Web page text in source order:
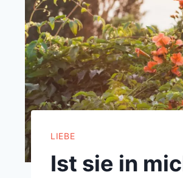
LIEBE
Ist sie in